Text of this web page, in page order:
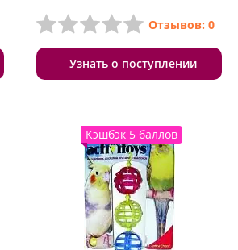
Отзывов: 0
Узнать о поступлении
Кэшбэк 5 баллов